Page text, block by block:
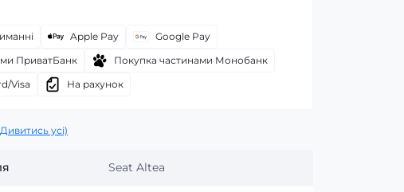
Apple Pay
Google Pay
ПриватБанк
Покупка частинами Монобанк
Visa
На рахунок
усі)
Seat Altea